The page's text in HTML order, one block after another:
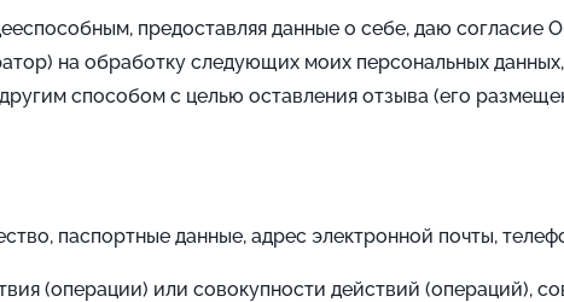
предоставляя данные о себе, даю согласие
на обработку следующих моих персональных
способом с целью оставления отзыва (его
паспортные данные, адрес электронной почты,
(операции) или совокупности действий (операций),